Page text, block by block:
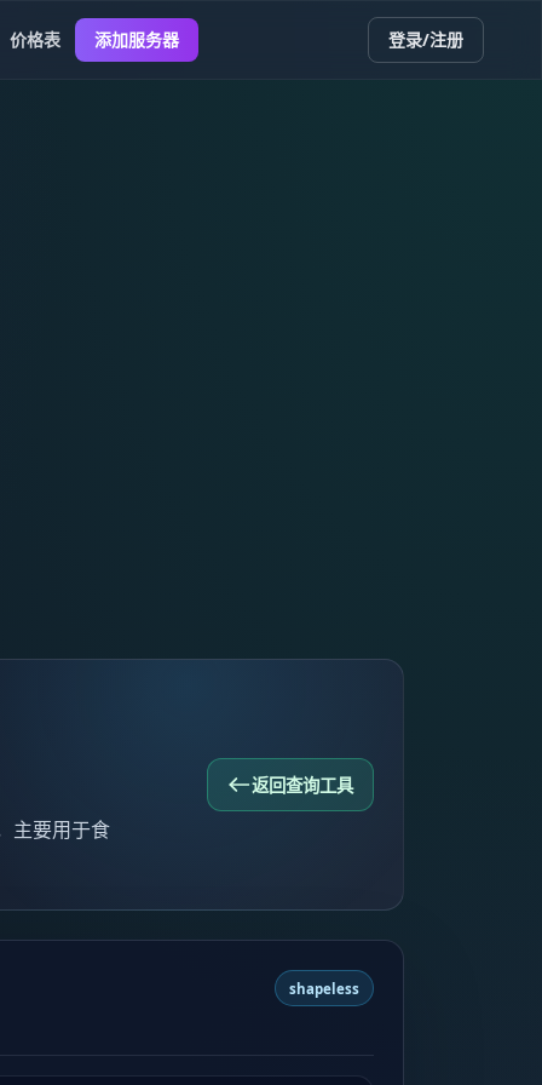
价格表 添加服务器 登录/注册
主要用于食
返回查询工具
shapeless